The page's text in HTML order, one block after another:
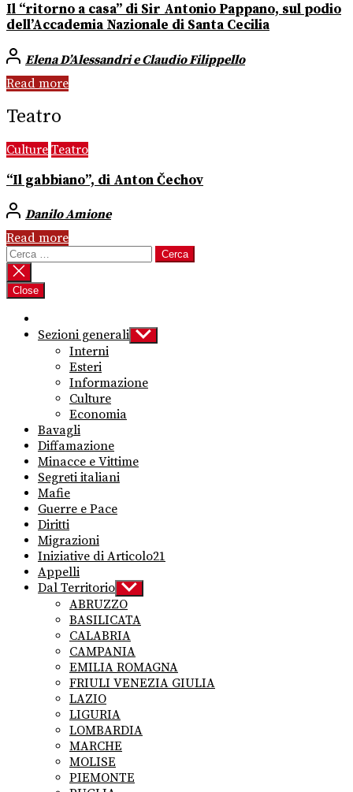
Il “ritorno a casa” di Sir Antonio Pappano, sul podio
dell’Accademia Nazionale di Santa Cecilia
Elena D’Alessandri e Claudio Filippello
Read more
Teatro
Culture Teatro
“Il gabbiano”, di Anton Čechov
Danilo Amione
Read more
Ricerca
per:
Close
Sezioni generali Show
sub
Interni
Esteri
Informazione
Culture
Economia
Bavagli
Diffamazione
Minacce e Vittime
Segreti italiani
Mafie
Guerre e Pace
Diritti
Migrazioni
Iniziative di Articolo21
Appelli
Dal Territorio Show
sub
menu
ABRUZZO
BASILICATA
CALABRIA
CAMPANIA
EMILIA ROMAGNA
FRIULI VENEZIA GIULIA
LAZIO
LIGURIA
LOMBARDIA
MARCHE
MOLISE
PIEMONTE